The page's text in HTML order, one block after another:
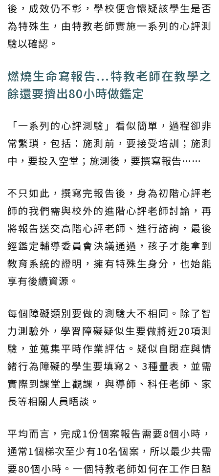
後，成效仍不彰，學校便會懷疑該學生是否
為特殊生，由特教老師實施一系列的心評測
驗以確認。
燃燒生命寫報告...特教老師在教學之
餘還要擠出80小時做鑑定
「一系列的心評測驗」看似簡單，過程卻非
常繁瑣，包括：施測前，要接受培訓；施測
中，要投入空堂；施測後，要撰寫報告……
不只如此，撰寫完報告後，身為初階心評老
師的我們需與校外的進階心評老師討論，再
將報告送交高階心評老師、進行諮詢，最後
經鑑定輔導委員會決議通過，孩子才能拿到
教育系統的證明，擁有特殊生身分，也始能
享有後續資源。
每個障礙類別要做的測驗大不相同。除了智
力測驗外，學習障礙疑似生要做將近20項測
驗，並蒐集平時作業評估。疑似自閉症與情
緒行為障礙的學生要填寫2、3種量表，並需
實際到課堂上觀課，與導師、科任老師、家
長等相關人員晤談。
平均而言，完成1份個案報告需要8個小時，
通常1個梯次至少有10名個案，所以最少共需
要80個小時。一個特教老師如何在工作日額